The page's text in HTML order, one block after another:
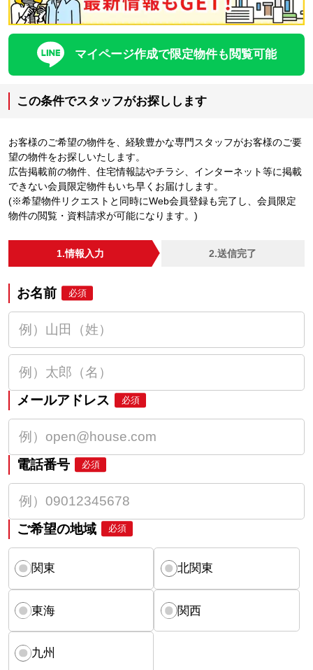
マイページ作成で限定物件も閲覧可能
この条件でスタッフがお探しします
お客様のご希望の物件を、経験豊かな専門スタッフがお客様のご要
望の物件をお探しいたします。
広告掲載前の物件、住宅情報誌やチラシ、インターネット等に掲載
できない会員限定物件もいち早くお届けします。
(※希望物件リクエストと同時にWeb会員登録も完了し、会員限定
物件の閲覧・資料請求が可能になります。)
1.情報入力 2.送信完了
お名前 必須
メールアドレス 必須
電話番号 必須
ご希望の地域 必須
関東 北関東
東海 関西
九州